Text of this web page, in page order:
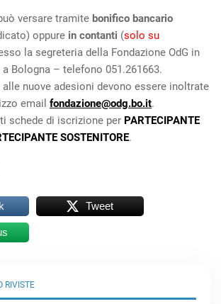
versare tramite bonifico bancario
oppure in contanti (solo su
la segreteria della Fondazione OdG in
Bologna – telefono 051.261663.
alle nuove adesioni devono essere inoltrate
email fondazione@odg.bo.it.
schede di iscrizione per PARTECIPANTE
SOSTENITORE.
Tweet
RIVISTE